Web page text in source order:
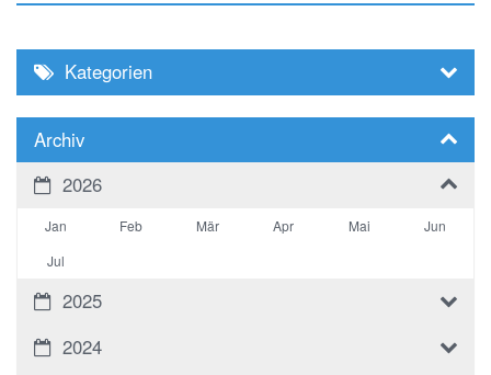
Kategorien
Archiv
2026
Jan Feb Mär Apr Mai
Jun
Jul
2025
2024